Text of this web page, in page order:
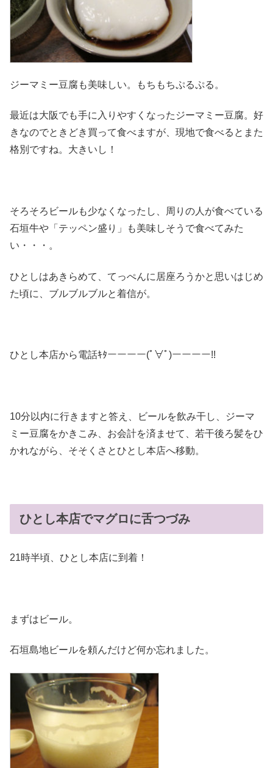
ジーマミー豆腐も美味しい。もちもちぷるぷる。
最近は大阪でも手に入りやすくなったジーマミー豆腐。好
きなのでときどき買って食べますが、現地で食べるとまた
格別ですね。大きいし！
そろそろビールも少なくなったし、周りの人が食べている
石垣牛や「テッペン盛り」も美味しそうで食べてみた
い・・・。
ひとしはあきらめて、てっぺんに居座ろうかと思いはじめ
た頃に、ブルブルブルと着信が。
ひとし本店から電話ｷﾀーーーー(ﾟ∀ﾟ)ーーーー!!
10分以内に行きますと答え、ビールを飲み干し、ジーマ
ミー豆腐をかきこみ、お会計を済ませて、若干後ろ髪をひ
かれながら、そそくさとひとし本店へ移動。
ひとし本店でマグロに舌つづみ
21時半頃、ひとし本店に到着！
まずはビール。
石垣島地ビールを頼んだけど何か忘れました。